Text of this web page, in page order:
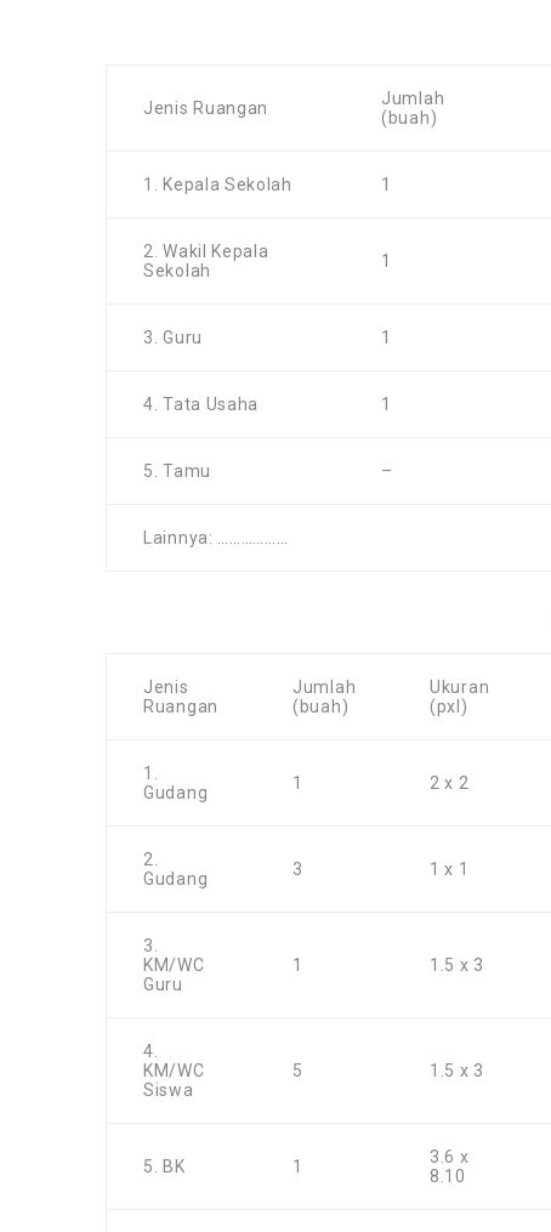
Jenis Ruangan
Jumlah
(buah)
1. Kepala Sekolah 1
2. Wakil Kepala
Sekolah
1
3. Guru 1
4. Tata Usaha 1
5. Tamu –
Lainnya: ………………
Jenis
Ruangan
Jumlah
(buah)
Ukuran
(pxl)
1.
Gudang
1 2 x 2
2.
Gudang
3 1 x 1
3.
KM/WC
Guru
1 1.5 x 3
4.
KM/WC
Siswa
5 1.5 x 3
5. BK 1
3.6 x
8.10